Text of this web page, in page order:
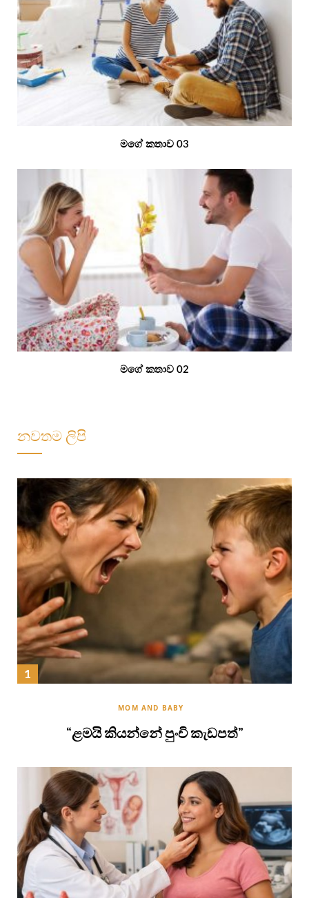
මගේ කතාව 03
මගේ කතාව 02
නවතම ලිපි
MOM AND BABY
“ළමයි කියන්නේ පුංචි කැඩපත්”